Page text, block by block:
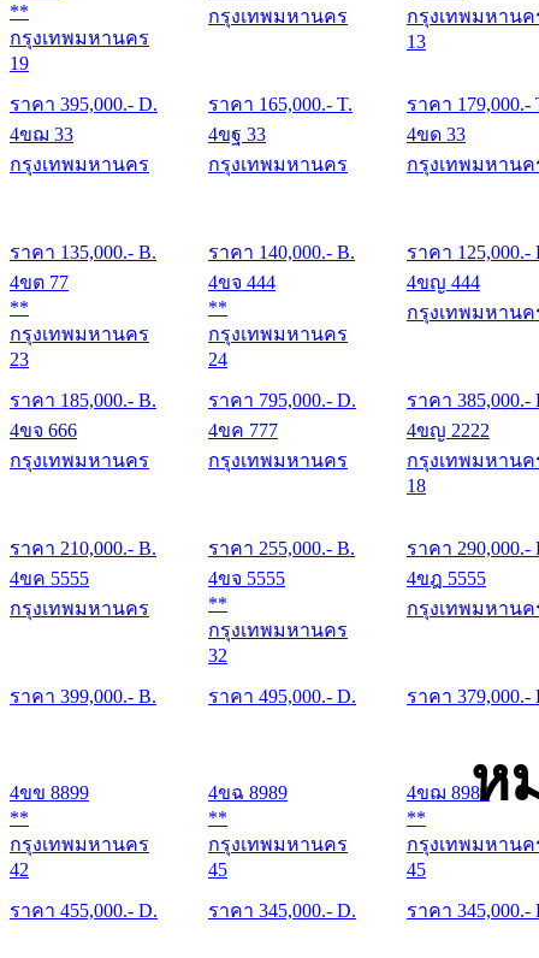
**
กรุงเทพมหานคร
19
ราคา 395,000.- D.
กรุงเทพมหานคร
ราคา 165,000.- T.
กรุงเทพมหานค
13
ราคา 179,000.-
4ขฌ 33
กรุงเทพมหานคร
ราคา 135,000.- B.
4ขฐ 33
กรุงเทพมหานคร
ราคา 140,000.- B.
4ขด 33
กรุงเทพมหานค
ราคา 125,000.-
4ขต 77
**
กรุงเทพมหานคร
23
ราคา 185,000.- B.
4ขจ 444
**
กรุงเทพมหานคร
24
ราคา 795,000.- D.
4ขญ 444
กรุงเทพมหานค
ราคา 385,000.-
4ขจ 666
กรุงเทพมหานคร
ราคา 210,000.- B.
4ขค 777
กรุงเทพมหานคร
ราคา 255,000.- B.
4ขญ 2222
กรุงเทพมหานค
18
ราคา 290,000.-
4ขค 5555
กรุงเทพมหานคร
ราคา 399,000.- B.
4ขจ 5555
**
กรุงเทพมหานคร
32
ราคา 495,000.- D.
4ขฎ 5555
กรุงเทพมหานค
ราคา 379,000.-
ห
4ขข 8899
**
กรุงเทพมหานคร
42
ราคา 455,000.- D.
4ขฉ 8989
**
กรุงเทพมหานคร
45
ราคา 345,000.- D.
4ขฌ 8989
**
กรุงเทพมหานค
45
ราคา 345,000.-